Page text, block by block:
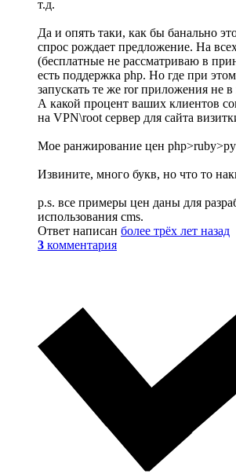
т.д.
Да и опять таки, как бы банально
спрос рождает предложение. На
(бесплатные не рассматриваю в
есть поддержка php. Но где при
запускать те же ror приложения не
А какой процент ваших клиентов
на VPN\root сервер для сайта
Мое ранжирование цен
Извините, много букв, но что то
p.s. все примеры цен даны для
использования cms.
Ответ написан более трёх лет назад
3 комментария